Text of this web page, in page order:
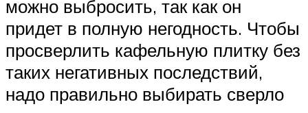
можно выбросить, так как он
придет в полную негодность. Чтобы
просверлить кафельную плитку без
таких негативных последствий,
надо правильно выбирать сверло